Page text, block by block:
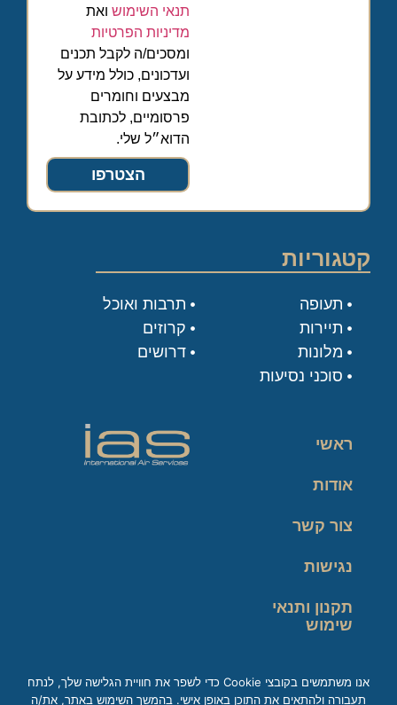
תנאי השימוש ואת
מדיניות הפרטיות
ומסכים/ה לקבל תכנים
ועדכונים, כולל מידע על
מבצעים וחומרים
פרסומיים, לכתובת
הדוא״ל שלי.
הצטרפו
קטגוריות
תעופה
תיירות
מלונות
סוכני נסיעות
תרבות ואוכל
קרוזים
דרושים
ראשי
אודות
צור קשר
נגישות
תקנון ותנאי
שימוש
אנו משתמשים בקובצי Cookie כדי לשפר את חוויית הגלישה שלך, לנתח
תעבורה ולהתאים את התוכן באופן אישי. בהמשך השימוש באתר, את/ה